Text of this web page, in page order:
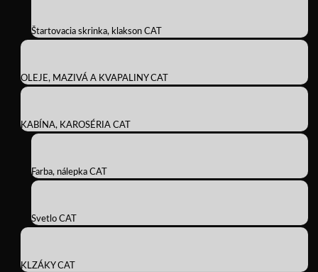
Štartovacia skrinka, klakson CAT
OLEJE, MAZIVÁ A KVAPALINY CAT
KABÍNA, KAROSÉRIA CAT
Farba, nálepka CAT
Svetlo CAT
KLZÁKY CAT